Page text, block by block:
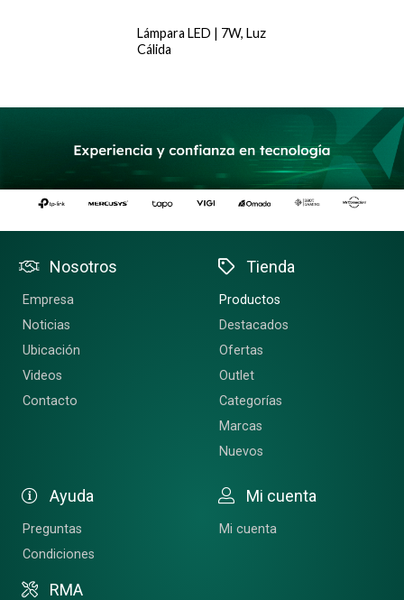
Lámpara LED | 7W, Luz
Cálida
Nosotros
Empresa
Noticias
Ubicación
Videos
Contacto
Tienda
Productos
Destacados
Ofertas
Outlet
Categorías
Marcas
Nuevos
Ayuda
Preguntas
Condiciones
RMA
Mi cuenta
Mi cuenta